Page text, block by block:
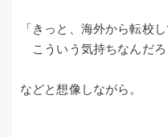
「きっと、海外から転校
こういう気持ちなんだろ
などと想像しながら。